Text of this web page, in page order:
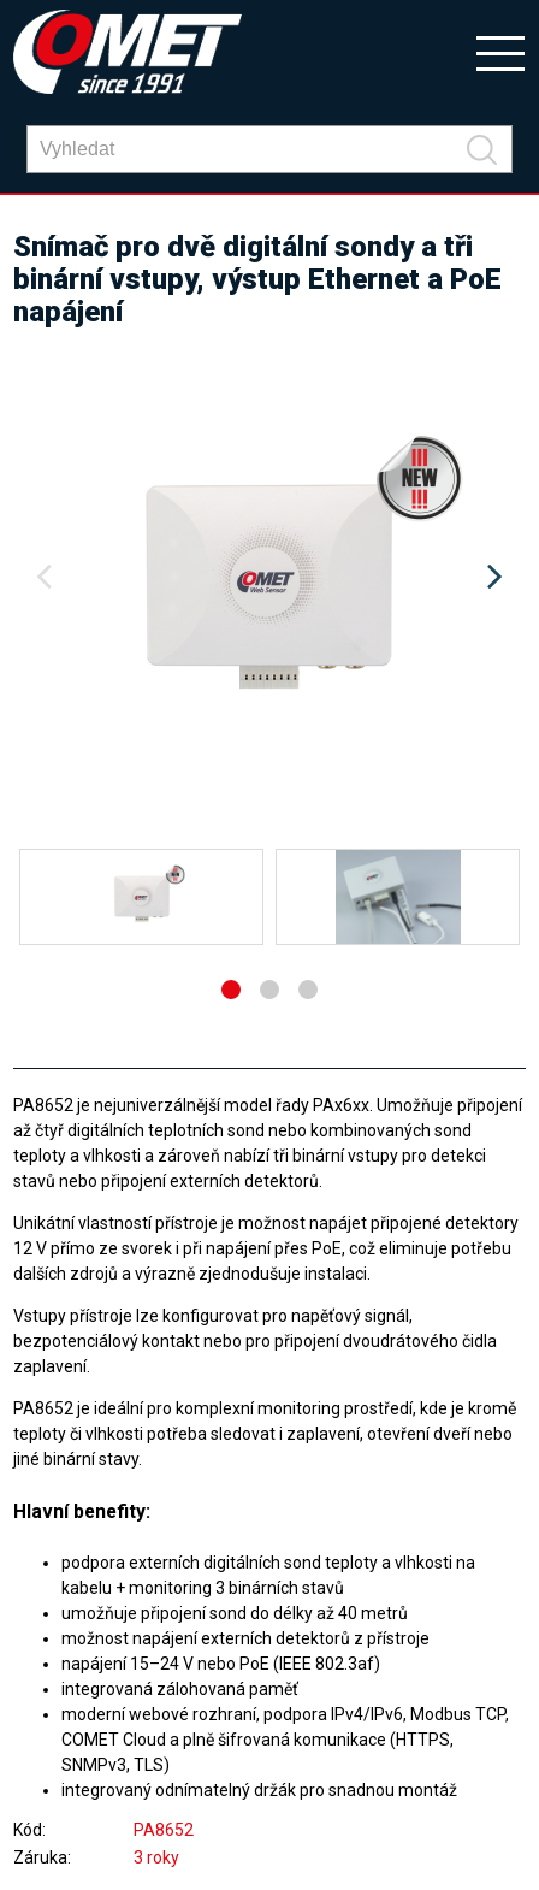
Snímač pro dvě digitální sondy a tři
binární vstupy, výstup Ethernet a PoE
napájení
PA8652 je nejuniverzálnější model řady PAx6xx. Umožňuje připojení
až čtyř digitálních teplotních sond nebo kombinovaných sond
teploty a vlhkosti a zároveň nabízí tři binární vstupy pro detekci
stavů nebo připojení externích detektorů.
Unikátní vlastností přístroje je možnost napájet připojené detektory
12 V přímo ze svorek i při napájení přes PoE, což eliminuje potřebu
dalších zdrojů a výrazně zjednodušuje instalaci.
Vstupy přístroje lze konfigurovat pro napěťový signál,
bezpotenciálový kontakt nebo pro připojení dvoudrátového čidla
zaplavení.
PA8652 je ideální pro komplexní monitoring prostředí, kde je kromě
teploty či vlhkosti potřeba sledovat i zaplavení, otevření dveří nebo
jiné binární stavy.
Hlavní benefity:
podpora externích digitálních sond teploty a vlhkosti na
kabelu + monitoring 3 binárních stavů
umožňuje připojení sond do délky až 40 metrů
možnost napájení externích detektorů z přístroje
napájení 15–24 V nebo PoE (IEEE 802.3af)
integrovaná zálohovaná paměť
moderní webové rozhraní, podpora IPv4/IPv6, Modbus TCP,
COMET Cloud a plně šifrovaná komunikace (HTTPS,
SNMPv3, TLS)
integrovaný odnímatelný držák pro snadnou montáž
Kód
PA8652
Záruka
3 roky